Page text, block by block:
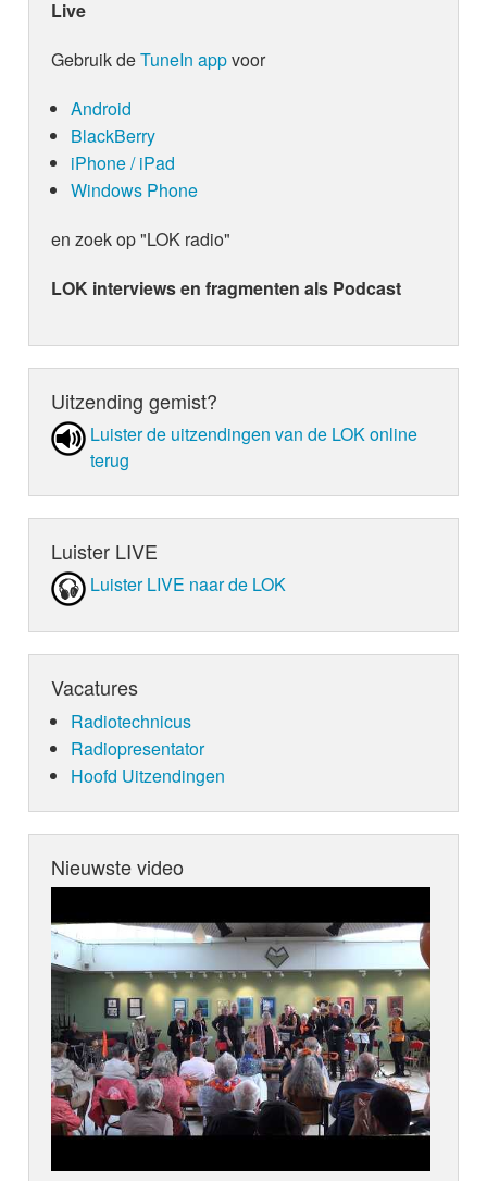
Live
Gebruik deTuneIn appvoor
Android
BlackBerry
iPhone / iPad
Windows Phone
en zoek op "LOK radio"
LOK interviews en fragmenten als Podcast
Uitzending gemist?
Luister de uit­zen­din­gen van de LOK online
terug
Luister LIVE
Luister LIVE naar de LOK
Vacatures
Radiotechnicus
Radiopresentator
Hoofd Uitzendingen
Nieuwste video